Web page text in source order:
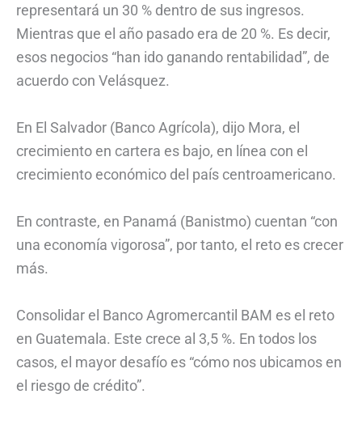
representará un 30 % dentro de sus ingresos.
Mientras que el año pasado era de 20 %. Es decir,
esos negocios “han ido ganando rentabilidad”, de
acuerdo con Velásquez.
En El Salvador (Banco Agrícola), dijo Mora, el
crecimiento en cartera es bajo, en línea con el
crecimiento económico del país centroamericano.
En contraste, en Panamá (Banistmo) cuentan “con
una economía vigorosa”, por tanto, el reto es crecer
más.
Consolidar el Banco Agromercantil BAM es el reto
en Guatemala. Este crece al 3,5 %. En todos los
casos, el mayor desafío es “cómo nos ubicamos en
el riesgo de crédito”.